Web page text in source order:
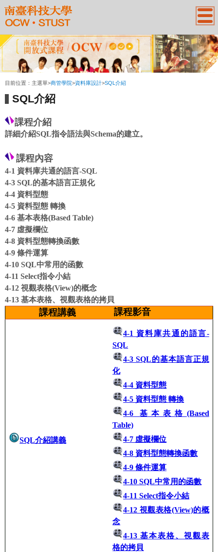
:::
目前位置： 主選單>商管學院>資料庫設計>SQL介紹
SQL介紹
課程介紹
詳細介紹SQL指令語法與Schema的建立。
課程內容
4-1 資料庫共通的語言-SQL
4-3 SQL的基本語言正規化
4-4 資料型態
4-5 資料型態 轉換
4-6 基本表格(Based Table)
4-7 虛擬欄位
4-8 資料型態轉換函數
4-9 條件運算
4-10 SQL中常用的函數
4-11 Select指令小結
4-12 視觀表格(View)的概念
4-13 基本表格、視觀表格的拷貝
課程講義 課程影音
SQL介紹講義
4-1 資料庫共通的語言-
SQL
4-3 SQL的基本語言正規
化
4-4 資料型態
4-5 資料型態 轉換
4-6 基本表格(Based
Table)
4-7 虛擬欄位
4-8 資料型態轉換函數
4-9 條件運算
4-10 SQL中常用的函數
4-11 Select指令小結
4-12 視觀表格(View)的概
念
4-13 基本表格、視觀表
格的拷貝